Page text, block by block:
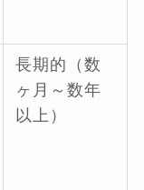
長期的（数
ヶ月～数年
以上）